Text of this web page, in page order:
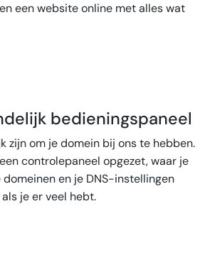
een website online met alles wat
bedieningspaneel
zijn om je domein bij ons te hebben.
controlepaneel opgezet, waar je
en je DNS-instellingen
je er veel hebt.